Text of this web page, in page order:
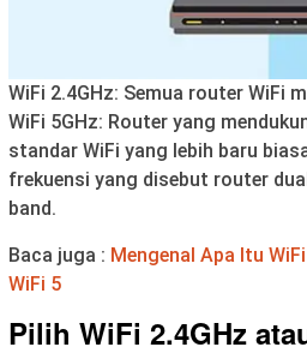
WiFi 2.4GHz: Semua router WiFi
WiFi 5GHz: Router yang
standar WiFi yang lebih baru
frekuensi yang disebut router
band.
Baca juga : Mengenal Apa Itu
WiFi 5
Pilih WiFi 2.4GHz